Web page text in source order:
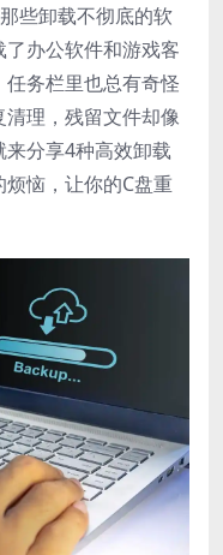
些卸载不彻底的软
办公软件和游戏客
务栏里也总有奇怪
理，残留文件却像
分享4种高效卸载
恼，让你的C盘重